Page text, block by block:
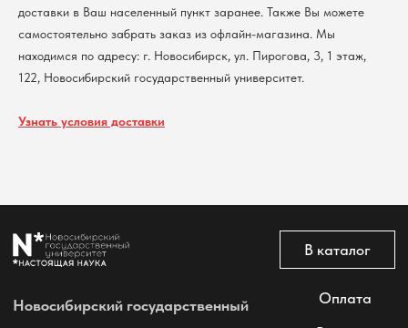
доставки в Ваш населенный пункт заранее. Также Вы можете
самостоятельно забрать заказ из офлайн-магазина. Мы
находимся по адресу: г. Новосибирск, ул. Пирогова, 3, 1 этаж,
122, Новосибирский государственный университет.
Узнать условия доставки